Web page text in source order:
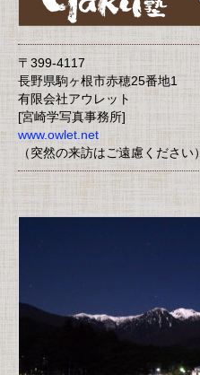
〒399-4117
長野県駒ヶ根市赤穂25番地1
有限会社アウレット
[宮崎学写真事務所]
www.owlet.net
（突然の来訪はご遠慮ください）